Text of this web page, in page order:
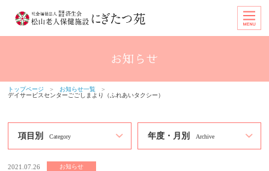
トップページ ＞ お知らせ一覧
＞
デイサービスセンターごごしまより（ふれあいタクシー）
項目別 Category 年度・月別 Archive
2021.07.26 お知らせ